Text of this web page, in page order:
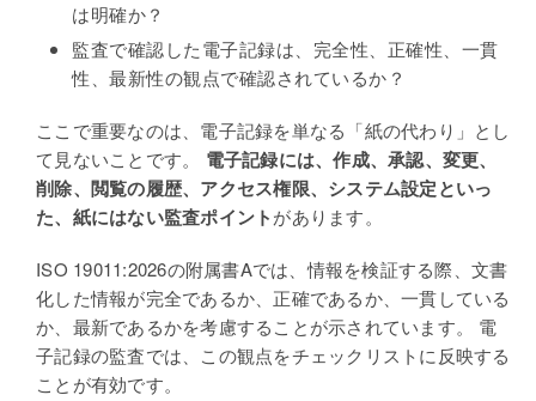
は明確か？
監査で確認した電子記録は、完全性、正確性、一貫
性、最新性の観点で確認されているか？
ここで重要なのは、電子記録を単なる「紙の代わり」とし
て見ないことです。 電子記録には、作成、承認、変更、
削除、閲覧の履歴、アクセス権限、システム設定といっ
た、紙にはない監査ポイントがあります。
ISO 19011:2026の附属書Aでは、情報を検証する際、文書
化した情報が完全であるか、正確であるか、一貫している
か、最新であるかを考慮することが示されています。 電
子記録の監査では、この観点をチェックリストに反映する
ことが有効です。